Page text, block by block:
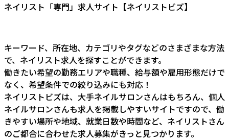
ネイリスト「専門」求人サイト【ネイリストビズ】
キーワード、所在地、カテゴリやタグなどのさまざまな方法
で、ネイリスト求人を探すことができます。
働きたい希望の勤務エリアや職種、給与額や雇用形態だけで
なく、希望条件での絞り込みにも対応！
ネイリストビズは、大手ネイルサロンさんはもちろん、個人
ネイルサロンさんも求人を掲載しやすいサイトですので、働
きやすい場所や地域、就業日数や時間など、ネイリストさん
のご都合に合わせた求人募集がきっと見つかります。